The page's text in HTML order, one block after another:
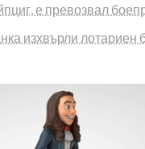
е превозвал
изхвърли лотариен